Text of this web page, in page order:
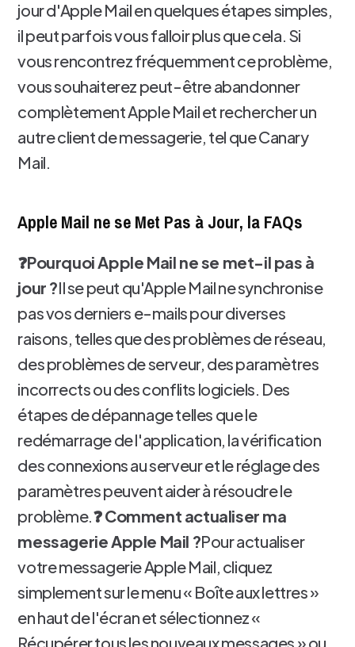
jour d'Apple Mail en quelques étapes simples,
il peut parfois vous falloir plus que cela. Si
vous rencontrez fréquemment ce problème,
vous souhaiterez peut-être abandonner
complètement Apple Mail et rechercher un
autre client de messagerie, tel que Canary
Mail.
Apple Mail ne se Met Pas à Jour, la FAQs
❓Pourquoi Apple Mail ne se met-il pas à
jour ?Il se peut qu'Apple Mail ne synchronise
pas vos derniers e-mails pour diverses
raisons, telles que des problèmes de réseau,
des problèmes de serveur, des paramètres
incorrects ou des conflits logiciels. Des
étapes de dépannage telles que le
redémarrage de l'application, la vérification
des connexions au serveur et le réglage des
paramètres peuvent aider à résoudre le
problème.❓ Comment actualiser ma
messagerie Apple Mail ?Pour actualiser
votre messagerie Apple Mail, cliquez
simplement sur le menu « Boîte aux lettres »
en haut de l'écran et sélectionnez «
Récupérer tous les nouveaux messages » ou